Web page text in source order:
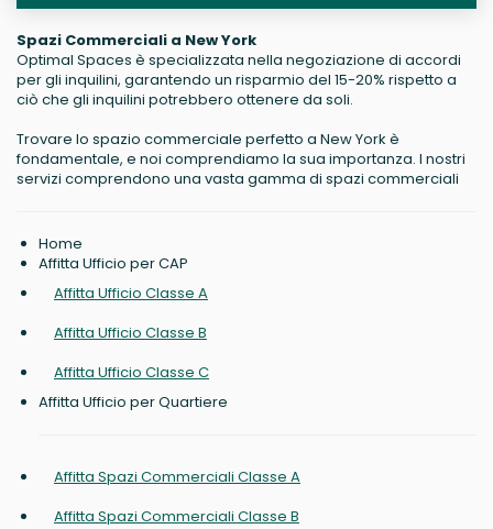
Spazi Commerciali a New York
Optimal Spaces è specializzata nella negoziazione di accordi
per gli inquilini, garantendo un risparmio del 15-20% rispetto a
ciò che gli inquilini potrebbero ottenere da soli.
Trovare lo spazio commerciale perfetto a New York è
fondamentale, e noi comprendiamo la sua importanza. I nostri
servizi comprendono una vasta gamma di spazi commerciali
Home
Affitta Ufficio per CAP
Affitta Ufficio Classe A
Affitta Ufficio Classe B
Affitta Ufficio Classe C
Affitta Ufficio per Quartiere
Affitta Spazi Commerciali Classe A
Affitta Spazi Commerciali Classe B